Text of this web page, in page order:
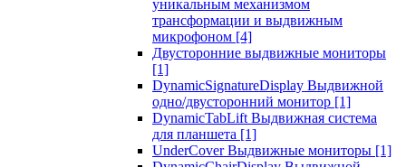
уникальным механизмом
трансформации и выдвижным
микрофоном [4]
Двусторонние выдвижные мониторы
[1]
DynamicSignatureDisplay Выдвижной
одно/двусторонний монитор [1]
DynamicTabLift Выдвижная система
для планшета [1]
UnderCover Выдвижные мониторы [1]